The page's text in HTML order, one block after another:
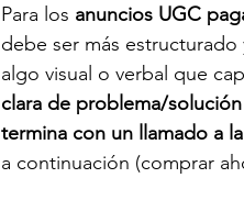
Para los anuncios UGC
debe ser más
algo visual o verbal que
clara de problema/solución
termina con un llamado a
a continuación (comprar